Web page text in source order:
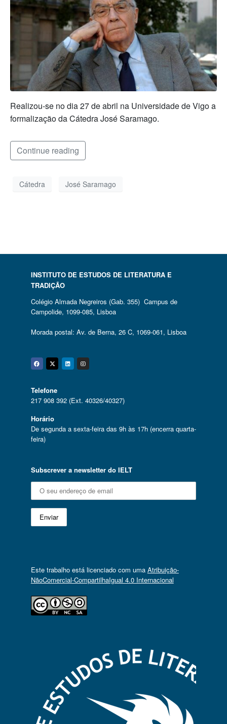
Realizou-se no dia 27 de abril na Universidade de Vigo a
formalização da Cátedra José Saramago.
Continue reading
Cátedra José Saramago
INSTITUTO DE ESTUDOS DE LITERATURA E
TRADIÇÃO
Colégio Almada Negreiros (Gab. 355) Campus de
Campolide, 1099-085, Lisboa
Morada postal: Av. de Berna, 26 C, 1069-061, Lisboa
Facebook
Twitter
Linkedin
Instagram
Telefone
217 908 392 (Ext. 40326/40327)
Horário
De segunda a sexta-feira das 9h às 17h (encerra quarta-
feira)
Subscrever a newsletter do IELT
Este trabalho está licenciado com uma Atribuição-
NãoComercial-CompartilhaIgual 4.0 Internacional